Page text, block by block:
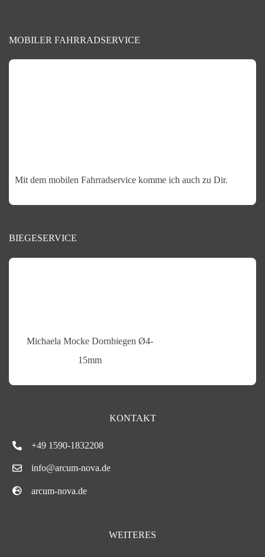
MOBILER FAHRRADSERVICE
Mit dem mobilen Fahrradservice komme ich auch zu Dir.
BIEGESERVICE
Michaela Mocke Dornbiegen Ø4-
15mm
KONTAKT
+49 1590-1832208
info@arcum-nova.de
arcum-nova.de
WEITERES